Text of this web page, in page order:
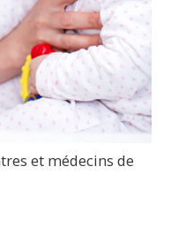
et médecins de